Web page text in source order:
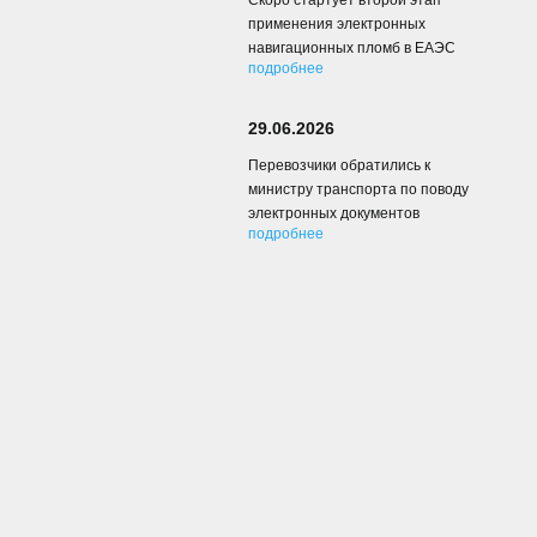
применения электронных
навигационных пломб в ЕАЭС
подробнее
29.06.2026
Перевозчики обратились к
министру транспорта по поводу
электронных документов
подробнее